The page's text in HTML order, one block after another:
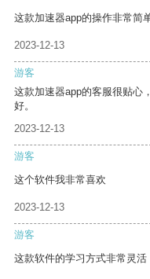
这款加速器app的操作非常简
2023-12-13
游客
这款加速器app的客服很贴心
好。
2023-12-13
游客
这个软件我非常喜欢
2023-12-13
游客
这款软件的学习方式非常灵活